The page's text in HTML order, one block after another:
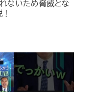
ないため脅威とな